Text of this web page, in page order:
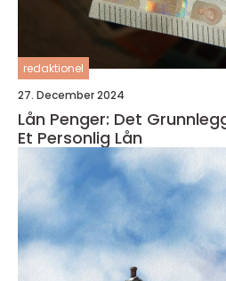
redaktionel
27. December 2024
Lån Penger: Det
Et Personlig Lån